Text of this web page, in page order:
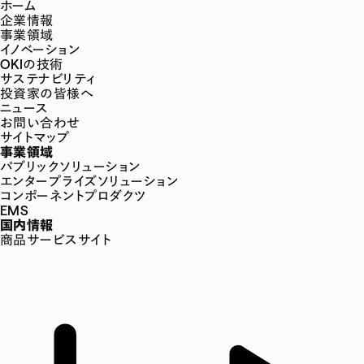
ホーム
企業情報
事業領域
イノベーション
OKIの技術
サステナビリティ
投資家の皆様へ
ニュース
お問い合わせ
サイトマップ
事業領域
パブリックソリューション
エンタープライズソリューション
コンポーネントプロダクツ
EMS
国内情報
商品サービスサイト